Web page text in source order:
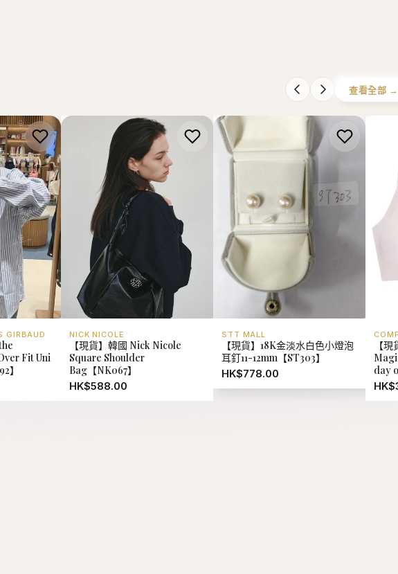
查看全部 →
GIRBAUD
Fit Uni
】
NICK NICOLE
【現貨】韓國 Nick Nicole
Square Shoulder
Bag【NK067】
HK$588.00
STT MALL
【現貨】18K金淡水白色小燈泡
耳釘11-12mm【ST303】
HK$778.00
【
day